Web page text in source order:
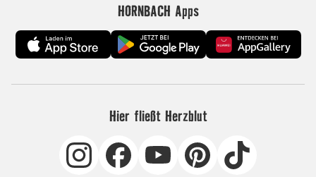
HORNBACH Apps
Hier fließt Herzblut